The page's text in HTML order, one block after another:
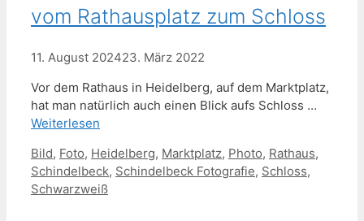
vom Rathausplatz zum Schloss
11. August 202423. März 2022
Vor dem Rathaus in Heidelberg, auf dem Marktplatz,
hat man natürlich auch einen Blick aufs Schloss …
Weiterlesen
Schlagwörter
Bild, Foto, Heidelberg, Marktplatz, Photo, Rathaus,
Schindelbeck, Schindelbeck Fotografie, Schloss,
Schwarzweiß